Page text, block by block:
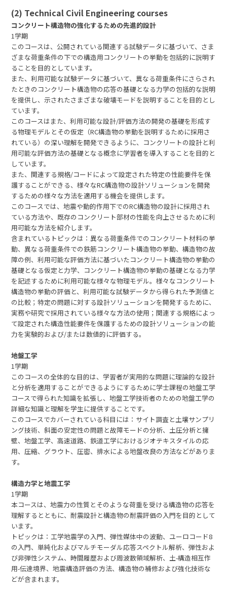
(2) Technical Civil Engineering courses
コンクリート構造物の強化するための先進的設計
1学期
このコースは、公開されている関連する試験データに基づいて、さま
ざまな荷重条件の下での構造用コンクリートの挙動を包括的に説明す
ることを目的としています。
また、利用可能な試験データに基づいて、異なる荷重条件にさらされ
たときのコンクリート構造物の応答の基礎となる力学の包括的な説明
を提供し、示されたさまざまな破壊モードを説明することを目的とし
ています。
このコースはまた、利用可能な設計/評価方法の開発の基礎を形成す
る物理モデルとその仮定（RC構造物の挙動を説明するために採用さ
れている）の深い理解を開発できるように、コンクリートの設計と利
用可能な評価方法の基礎となる概念に学習者を導入することを目的と
しています。
また、関連する規格/コードによって設定された特定の性能要件を保
護することができる、様々なRC構造物の設計ソリューションを開発
するための様々な方法を適用する機会を提供します。
このコースでは、地震や動的作用下でのRC構造物の設計に採用され
ている方法や、既存のコンクリート部材の性能を向上させるために利
用可能な方法を紹介します。
含まれているトピックは：異なる荷重条件でのコンクリート材料の挙
動、異なる荷重条件での鉄筋コンクリート構造物の挙動、構造物の故
障の例、利用可能な評価方法に基づいたコンクリート構造物の挙動の
基礎となる仮定と力学、コンクリート構造物の挙動の基礎となる力学
を記述するために利用可能な様々な物理モデル。様々なコンクリート
構造物の挙動の評価と、利用可能な試験データから得られた予測値と
の比較；特定の問題に対する設計ソリューションを開発するために、
実務や研究で採用されている様々な方法の使用；関連する規格によっ
て設定された構造性能要件を保護するための設計ソリューションの能
力を実験的および/または数値的に評価する。
地盤工学
1学期
このコースの全体的な目的は、学習者が実用的な問題に理論的な設計
と分析を適用することができるようにするために学士課程の地盤工学
コースで得られた知識を拡張し、地盤工学技術者のための地盤工学の
詳細な知識と理解を学生に提供することです。
このコースでカバーされている科目には：サイト調査と土壌サンプリ
ング技術、斜面の安定性の問題と故障モードの分析、土圧分析と擁
壁、地盤工学、高速道路、鉄道工学におけるジオテキスタイルの応
用、圧縮、グラウト、圧密、排水による地盤改良の方法などがありま
す。
構造力学と地震工学
1学期
本コースは、地震力の性質とそのような荷重を受ける構造物の応答を
理解するとともに、耐震設計と構造物の耐震評価の入門を目的として
います。
トピックは：工学地震学の入門、弾性媒体中の波動、ユーロコード8
の入門、単純化およびマルチモーダル応答スペクトル解析、弾性およ
び非弾性システム、時間履歴および周波数領域解析、土-構造相互作
用-伝達境界、地震構造評価の方法、構造物の補修および強化技術な
どが含まれます。